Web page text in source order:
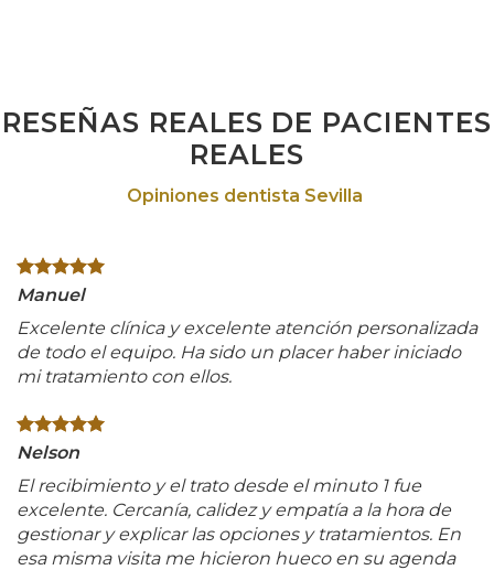
RESEÑAS REALES DE PACIENTES
REALES
Opiniones dentista Sevilla
Manuel
Excelente clínica y excelente atención personalizada
de todo el equipo. Ha sido un placer haber iniciado
mi tratamiento con ellos.
Nelson
El recibimiento y el trato desde el minuto 1 fue
excelente. Cercanía, calidez y empatía a la hora de
gestionar y explicar las opciones y tratamientos. En
esa misma visita me hicieron hueco en su agenda